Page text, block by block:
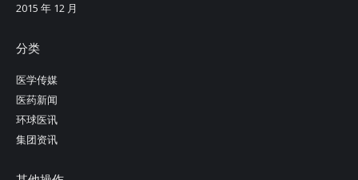
2015 年 12 月
分类
医学传媒
医药新闻
环球医讯
集团资讯